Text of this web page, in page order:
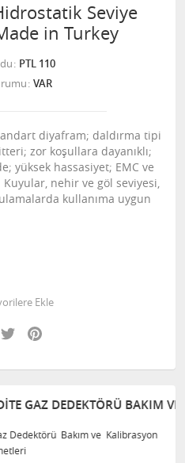
Seviye
in Turkey
PTL 110
VAR
diyafram; daldırma tipi
zor koşullara dayanıklı;
yüksek hassasiyet; EMC ve
nehir ve göl seviyesi,
kullanıma uygun
Ekle
Facebook
Twitter
GAZ DEDEKTÖRÜ BAKIM VE
Bakım ve Kalibrasyon